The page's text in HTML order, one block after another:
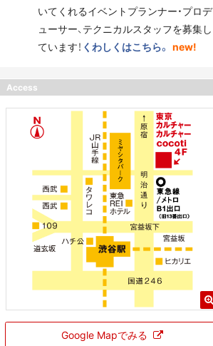
いてくれるイベントプランナー・プロデ
ューサー、テクニカルスタッフを募集し
ています！ くわしくはこちら。 new!
Access
Google Mapでみる